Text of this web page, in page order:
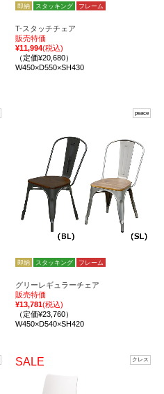
即納 スタッキング フレーム
T-スタッチチェア
販売特価
¥11,994(税込)
（定価¥20,680）
W450×D550×SH430
peace
即納 スタッキング フレーム
グリーレギュラーチェア
販売特価
¥13,781(税込)
（定価¥23,760）
W450×D540×SH420
SALE クレス